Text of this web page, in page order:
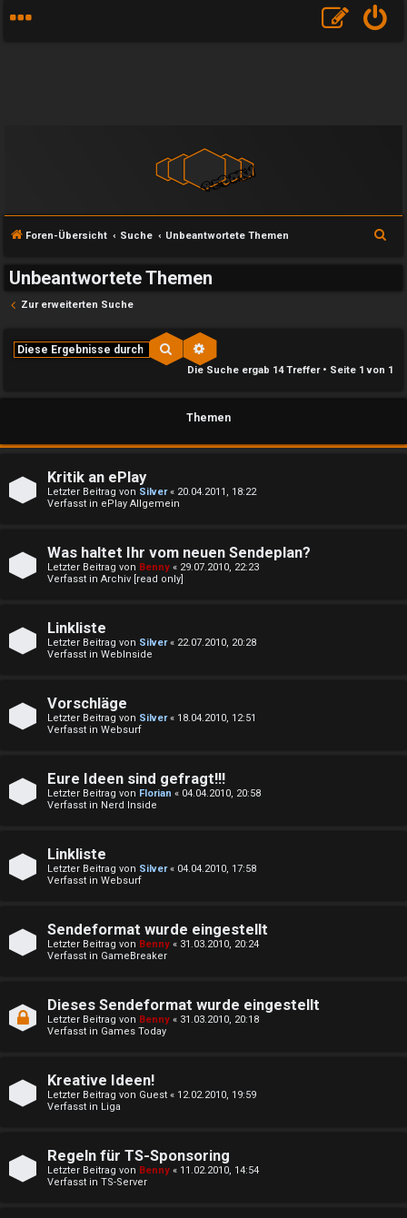
U
b
e
n
w
r
t
t
T
h
e
m
n
A
Foren-Übersicht Suche Unbeantwortete Themen
Unbeantwortete Themen
Zur erweiterten Suche
Suche
Die Suche ergab 14 Treffer • Seite 1 von 1
Themen
Kritik an ePlay
Letzter Beitrag von Silver« 20.04.2011, 18:22
Verfasst in ePlay Allgemein
Was haltet Ihr vom neuen Sendeplan?
Letzter Beitrag von Benny « 29.07.2010, 22:23
Verfasst in Archiv [read only]
Linkliste
Letzter Beitrag von Silver« 22.07.2010, 20:28
Verfasst in WebInside
Vorschläge
Letzter Beitrag von Silver« 18.04.2010, 12:51
Verfasst in Websurf
Eure Ideen sind gefragt!!!
Letzter Beitrag von Florian « 04.04.2010, 20:58
Verfasst in Nerd Inside
Linkliste
Letzter Beitrag von Silver« 04.04.2010, 17:58
Verfasst in Websurf
Sendeformat wurde eingestellt
Letzter Beitrag von Benny « 31.03.2010, 20:24
Verfasst in GameBreaker
Dieses Sendeformat wurde eingestellt
Letzter Beitrag von Benny « 31.03.2010, 20:18
Verfasst in Games Today
Kreative Ideen!
Letzter Beitrag von Guest « 12.02.2010, 19:59
Verfasst in Liga
Regeln für TS-Sponsoring
Letzter Beitrag von Benny « 11.02.2010, 14:54
Verfasst in TS-Server
e
P
a
y
↳
e
P
a
A
l
g
m
i
n
↳